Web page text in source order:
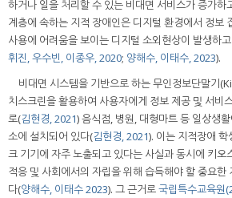
하거나 일을 처리할 수 있는 비대면 서비스가 증가하
계층에 속하는 지적 장애인은 디지털 환경에서 정보
사용에 어려움을 보이는 디지털 소외현상이 발생하
휘진, 우수빈, 이종우, 2020; 양해수, 이태수, 2023).
비대면 시스템을 기반으로 하는 무인정보단말기
치스크린을 활용하여 사용자에게 정보 제공 및 서비
로(김현경, 2021) 음식점, 병원, 대형마트 등 일상생
소에 설치되어 있다(김현경, 2021). 이는 지적장애
크 기기에 자주 노출되고 있다는 사실과 동시에 키오
적응 및 사회에서의 자립을 위해 습득해야 할 중요한
다(양해수, 이태수 2023). 그 근거로국립특수교육원